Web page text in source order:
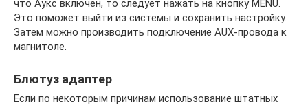
что Аукс включен, то следует нажать на кнопку MENU.
Это поможет выйти из системы и сохранить настройку.
Затем можно производить подключение AUX-провода к
магнитоле.
Блютуз адаптер
Если по некоторым причинам использование штатных